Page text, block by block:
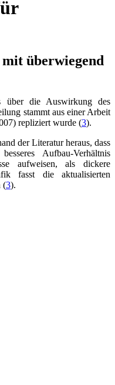
überwiegend
über die Auswirkung des
stammt aus einer Arbeit
repliziert wurde (3).
der Literatur heraus, dass
Aufbau-Verhältnis
aufweisen, als dickere
fasst die aktualisierten
(3).